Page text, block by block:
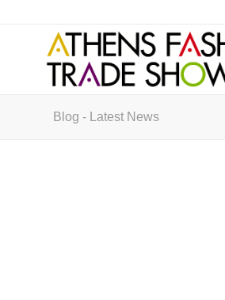
Blog - Latest News